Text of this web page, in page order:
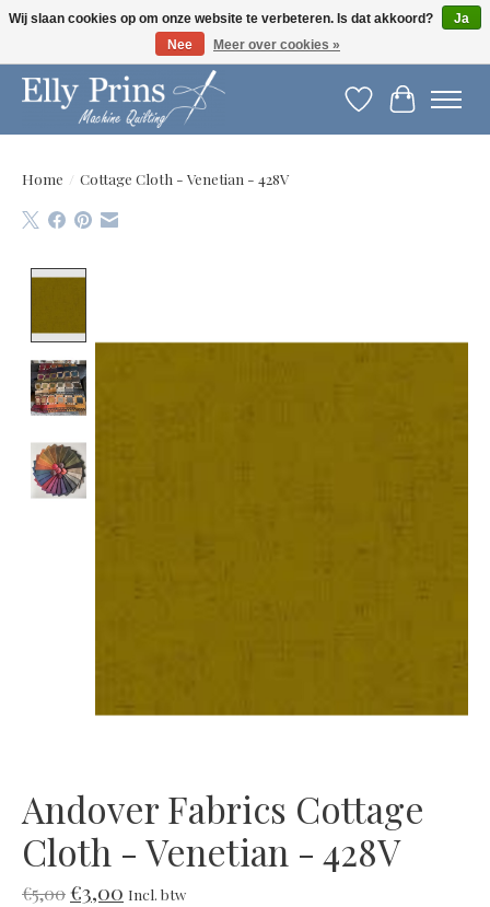
Let op: gewijzigde openingstijden!
Verlanglijst
Home / Cottage Cloth - Venetian - 428V
Andover Fabrics Cottage
Cloth - Venetian - 428V
€5,00€3,00 Incl. btw
Wij slaan cookies op om onze website te verbeteren. Is dat akkoord?
Ja
Nee
Meer over cookies »